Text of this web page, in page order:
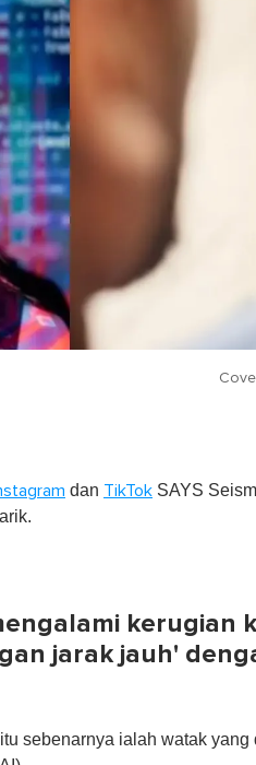
dan TikTok SAYS
kerugian
jarak jauh'
sebenarnya ialah watak